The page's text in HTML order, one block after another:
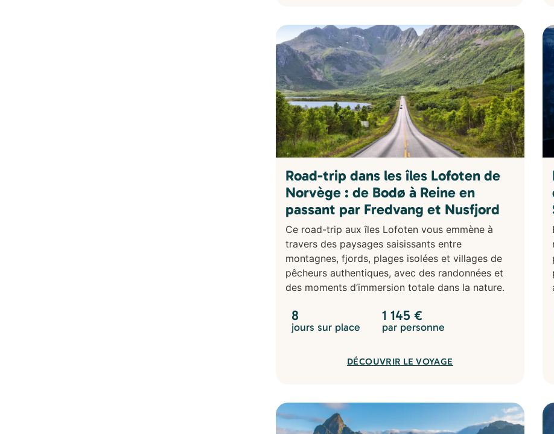
Road-trip dans les îles Lofoten de
Norvège : de Bodø à Reine en
passant par Fredvang et Nusfjord
Ce road-trip aux îles Lofoten vous emmène à
travers des paysages saisissants entre
montagnes, fjords, plages isolées et villages de
pêcheurs authentiques, avec des randonnées et
des moments d’immersion totale dans la nature.
8
jours sur place
1 145 €
par personne
DÉCOUVRIR LE VOYAGE